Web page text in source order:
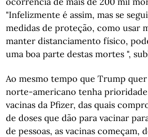
"Infelizmente é assim, mas se
medidas de proteção, como usar
manter distanciamento físico,
uma boa parte destas mortes ",
Ao mesmo tempo que Trump
norte-americano tenha prioridade
vacinas da Pfizer, das quais
de doses que dão para vacinar
de pessoas, as vacinas começam,